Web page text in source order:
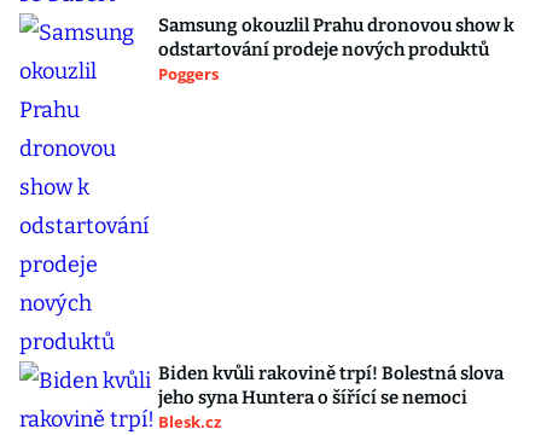
Samsung okouzlil Prahu dronovou show k
odstartování prodeje nových produktů
Poggers
Biden kvůli rakovině trpí! Bolestná slova
jeho syna Huntera o šířící se nemoci
Blesk.cz